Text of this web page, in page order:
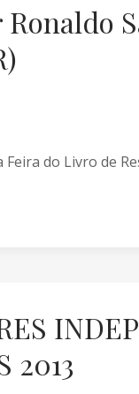
do Livro de
2013